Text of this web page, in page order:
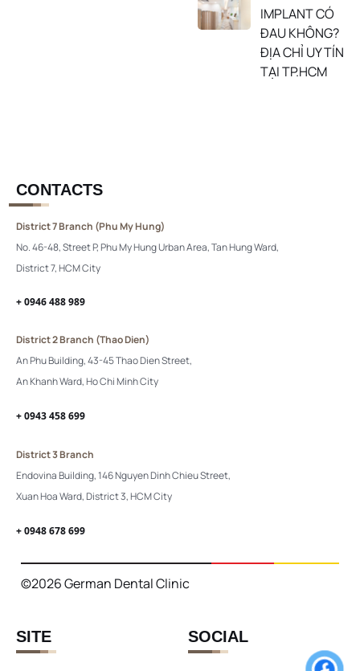
IMPLANT CÓ
ĐAU KHÔNG?
ĐỊA CHỈ UY TÍN
TẠI TP.HCM
SITE SOCIAL
CONTACTS
District 7 Branch (Phu My Hung)
No. 46-48, Street P, Phu My Hung Urban Area, Tan Hung Ward,
District 7, HCM City
+ 0946 488 989
District 2 Branch (Thao Dien)
An Phu Building, 43-45 Thao Dien Street,
An Khanh Ward, Ho Chi Minh City
+ 0943 458 699
District 3 Branch
Endovina Building, 146 Nguyen Dinh Chieu Street,
Xuan Hoa Ward, District 3, HCM City
+ 0948 678 699
©2026 German Dental Clinic